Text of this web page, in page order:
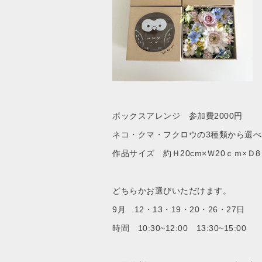
ボックスアレンジ 参加費2000円
ネコ・クマ・フクロウの3種類から選
作品サイズ 約Ｈ20cm×Ｗ20ｃｍ×Ｄ8
どちらかお選びいただけます。
9月 12・13・19・20・26・27日
時間 10:30~12:00 13:30~15:00